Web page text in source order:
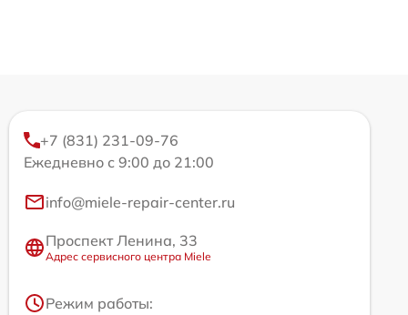
+7 (831) 231-09-76
Ежедневно с 9:00 до 21:00
info@miele-repair-center.ru
Проспект Ленина, 33
Адрес сервисного центра Miele
Режим работы: